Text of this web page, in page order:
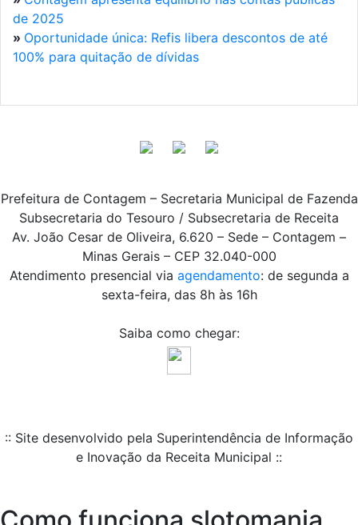
de 2025
» Oportunidade única: Refis libera descontos de até
100% para quitação de dívidas
Prefeitura de Contagem – Secretaria Municipal de Fazenda
Subsecretaria do Tesouro / Subsecretaria de Receita
Av. João Cesar de Oliveira, 6.620 – Sede – Contagem –
Minas Gerais – CEP 32.040-000
Atendimento presencial via agendamento: de segunda a
sexta-feira, das 8h às 16h
Saiba como chegar:
:: Site desenvolvido pela Superintendência de Informação
e Inovação da Receita Municipal ::